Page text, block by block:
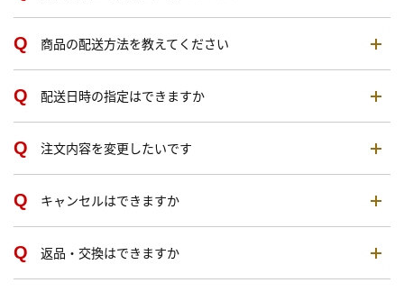
商品の配送方法を教えてください
配送日時の指定はできますか
注文内容を変更したいです
キャンセルはできますか
返品・交換はできますか